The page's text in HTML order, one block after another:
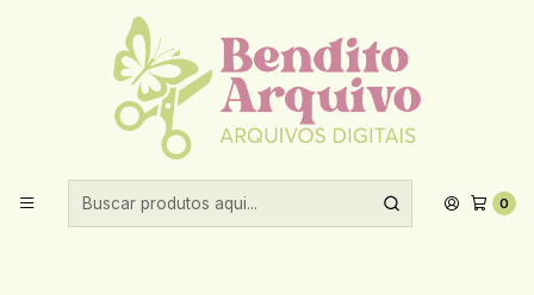
0
Aproveite 10% de desconto ao comprar acima de R$30,00!
Início Encadernação 2025
2025
Filtros